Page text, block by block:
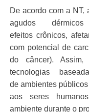
De acordo com a NT,
agudos
efeitos crônicos,
com potencial de
do câncer).
tecnologias
de ambientes
aos seres
ambiente durante o